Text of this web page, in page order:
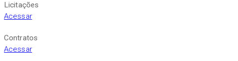
Licitações
Acessar
Contratos
Acessar